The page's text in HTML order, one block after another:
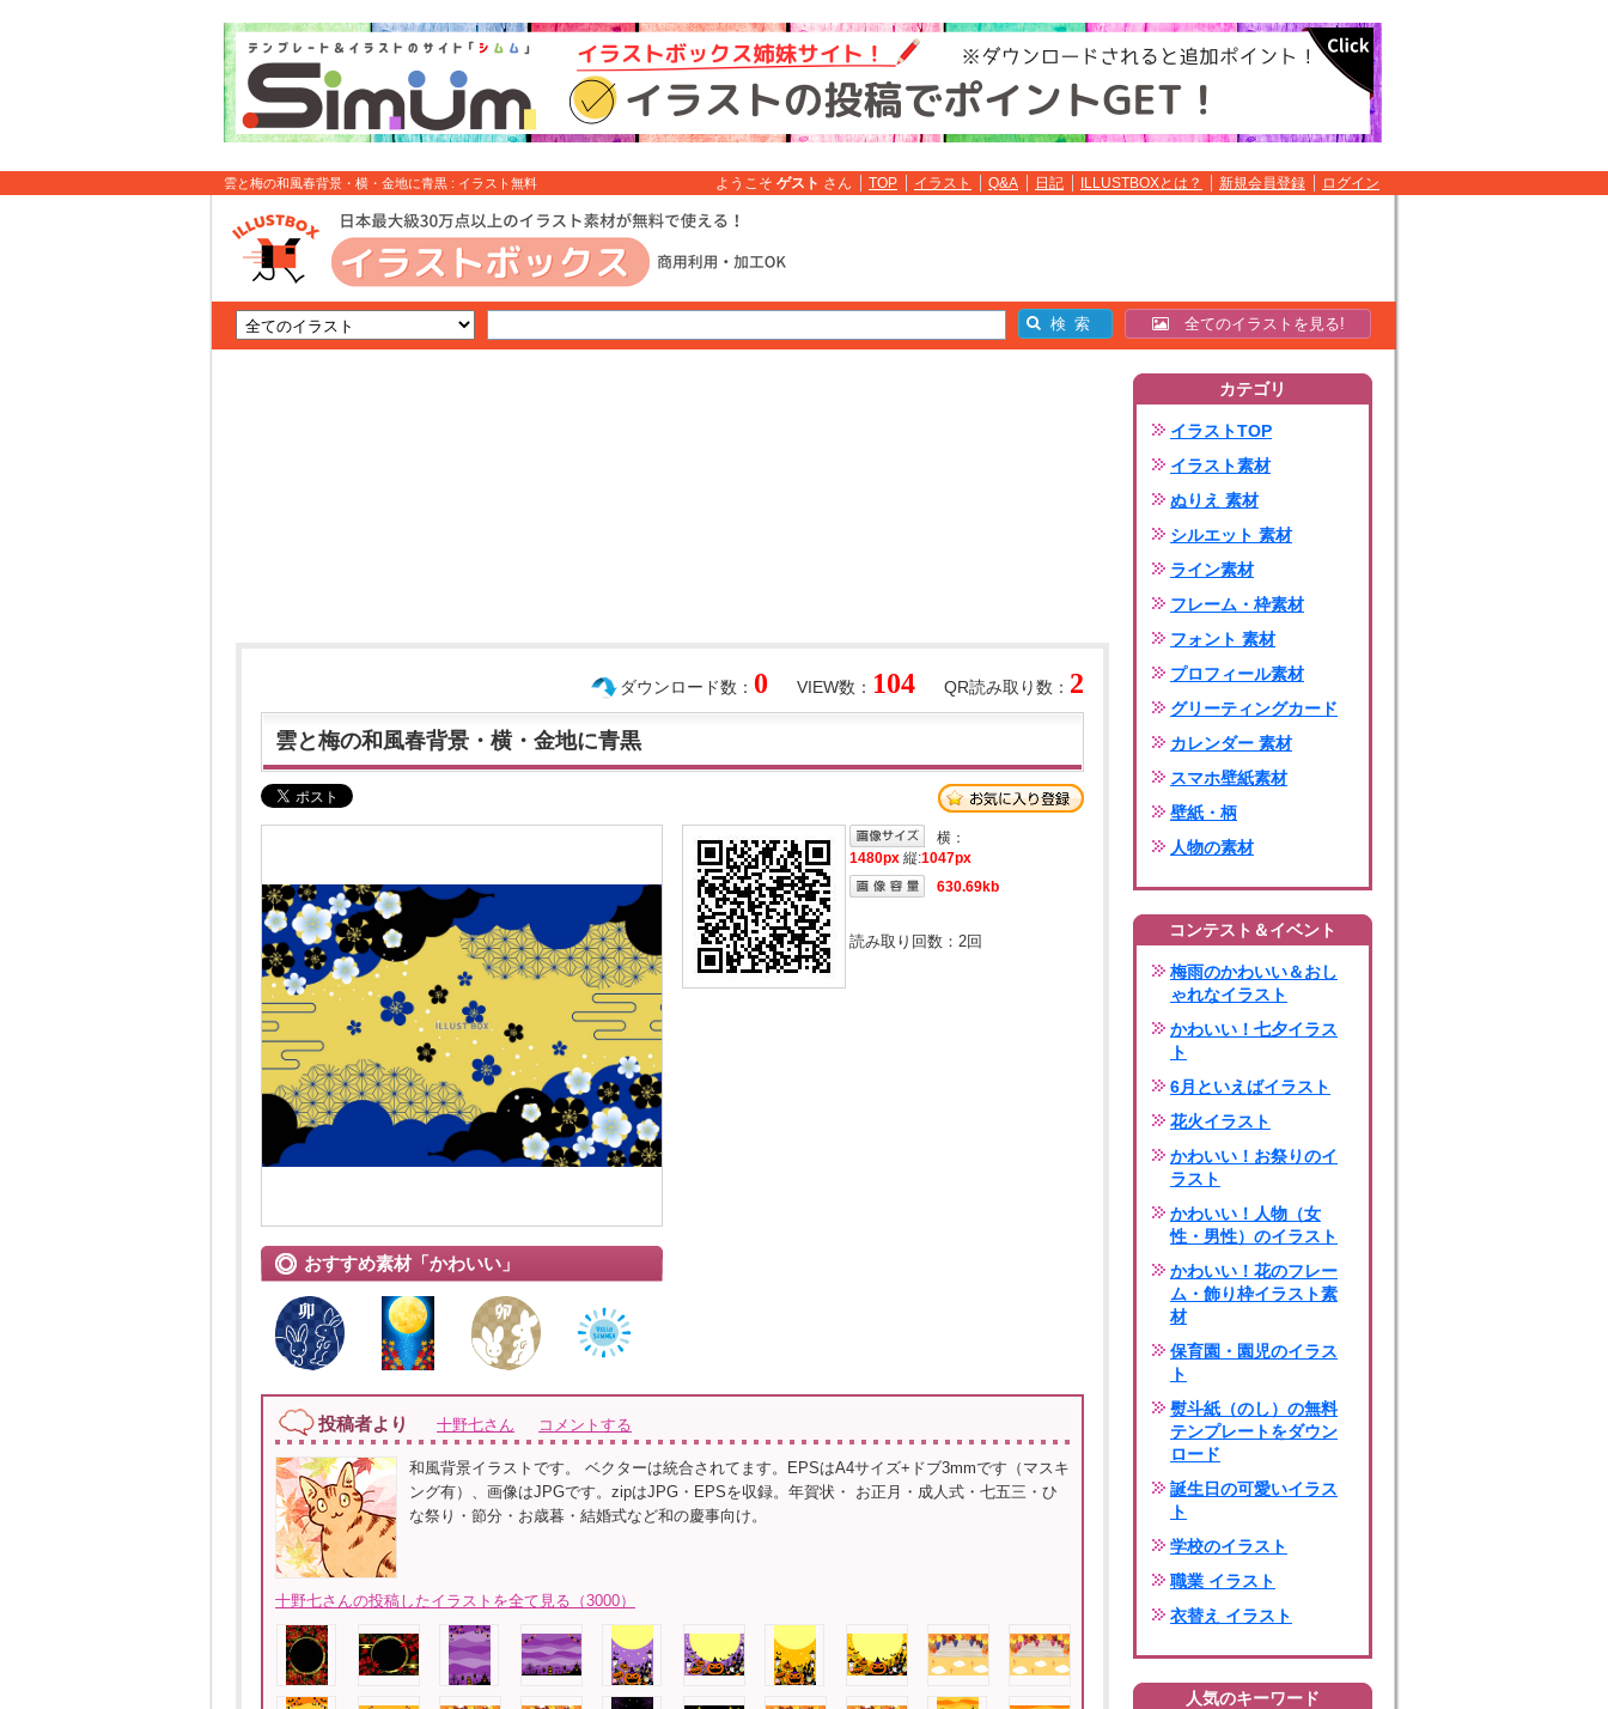
雲と梅の和風春背景・横・金地に青黒 : イラスト無料 ようこそ ゲスト さん TOP イラスト Q&A 日記 ILLUSTBOXとは？ 新規会員登録 ログイン
全てのイラストを見る!
QR読み取り数： 2
VIEW数： 104
ダウンロード数： 0
雲と梅の和風春背景・横・金地に青黒
おすすめ素材「かわいい」
横：
1480px 縦:1047px
630.69kb
読み取り回数： 2回
投稿者より 十野七さん コメントする
和風背景イラストです。 ベクターは統合されてます。EPSはA4サイズ+ドブ3mmです（マスキ
ング有）、画像はJPGです。zipはJPG・EPSを収録。年賀状・ お正月・成人式・七五三・ひ
な祭り・節分・お歳暮・結婚式など和の慶事向け。
十野七さんの投稿したイラストを全て見る（3000）
カテゴリ
イラストTOP
イラスト素材
ぬりえ 素材
シルエット 素材
ライン素材
フレーム・枠素材
フォント 素材
プロフィール素材
グリーティングカード
カレンダー 素材
スマホ壁紙素材
壁紙・柄
人物の素材
コンテスト＆イベント
梅雨のかわいい＆おし
ゃれなイラスト
かわいい！七夕イラス
ト
6月といえばイラスト
花火イラスト
かわいい！お祭りのイ
ラスト
かわいい！人物（女
性・男性）のイラスト
かわいい！花のフレー
ム・飾り枠イラスト素
材
保育園・園児のイラス
ト
熨斗紙（のし）の無料
テンプレートをダウン
ロード
誕生日の可愛いイラス
ト
学校のイラスト
職業 イラスト
衣替え イラスト
人気のキーワード